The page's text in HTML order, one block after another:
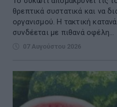
θρεπτικά συστατικά και να
οργανισμού. Η τακτική
συνδέεται με πιθανά οφέλη...
07 Αυγούστου 2026